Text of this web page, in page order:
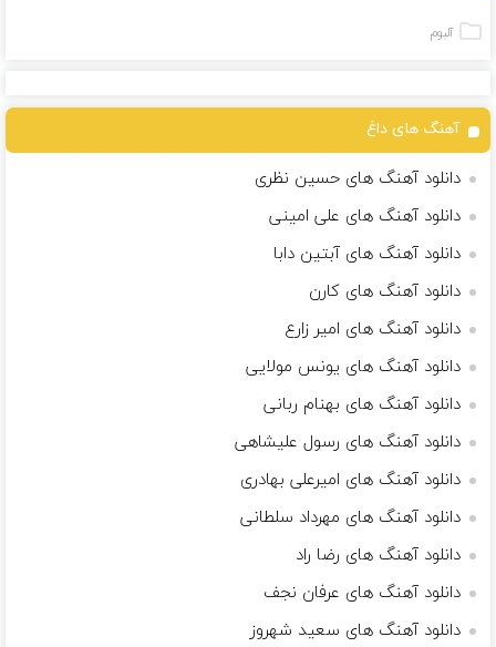
آلبوم
آهنگ های داغ
دانلود آهنگ های حسین نظری
دانلود آهنگ های علی امینی
دانلود آهنگ های آبتین دابا
دانلود آهنگ های کارن
دانلود آهنگ های امیر زارع
دانلود آهنگ های یونس مولایی
دانلود آهنگ های بهنام ربانی
دانلود آهنگ های رسول علیشاهی
دانلود آهنگ های امیرعلی بهادری
دانلود آهنگ های مهرداد سلطانی
دانلود آهنگ های رضا راد
دانلود آهنگ های عرفان نجف
دانلود آهنگ های سعید شهروز